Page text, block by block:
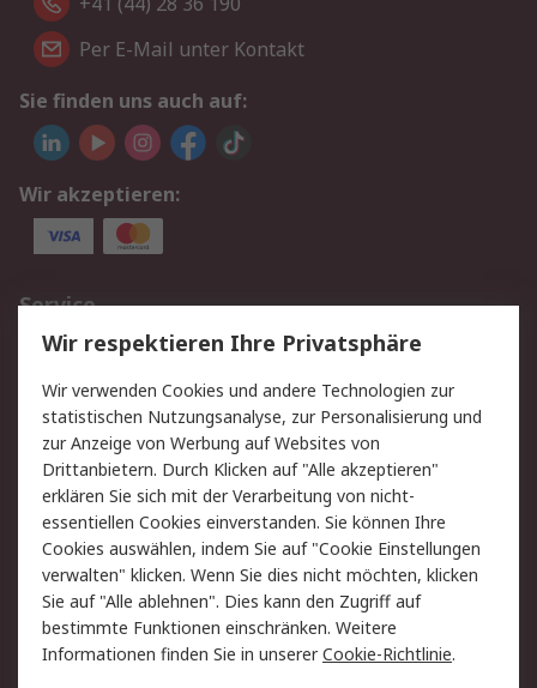
Per E-Mail unter Kontakt
Sie finden uns auch auf:
Wir akzeptieren:
Service
Value Added Services
Lieferlösungen
Rücksendungen
Kontakt
Hilfe
Rechtliches
AGB
Datenschutz
Cookie-Richtlinie
Zahlungsbedingungen
Copyright/Impressum
Über RS
Wir respektieren Ihre Privatsphäre
Wir verwenden Cookies und andere Technologien zur
statistischen Nutzungsanalyse, zur Personalisierung und
zur Anzeige von Werbung auf Websites von
Drittanbietern. Durch Klicken auf "Alle akzeptieren"
erklären Sie sich mit der Verarbeitung von nicht-
essentiellen Cookies einverstanden. Sie können Ihre
Cookies auswählen, indem Sie auf "Cookie Einstellungen
verwalten" klicken. Wenn Sie dies nicht möchten, klicken
Sie auf "Alle ablehnen". Dies kann den Zugriff auf
bestimmte Funktionen einschränken. Weitere
Informationen finden Sie in unsererCookie-Richtlinie.